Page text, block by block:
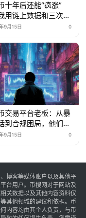
十年后还能“疯涨”
用链上数据和三次抄
告诉你
9月15日 0
交易平台老板：从暴
到合规困局，他们的
戏变了？
9月15日 0
博客等媒体账户以及其他平
台用户。币搜网对于网站及
关数据以及其他内容资料仅
其他领域的建议和依据。币
内容均由其个人负责，与币